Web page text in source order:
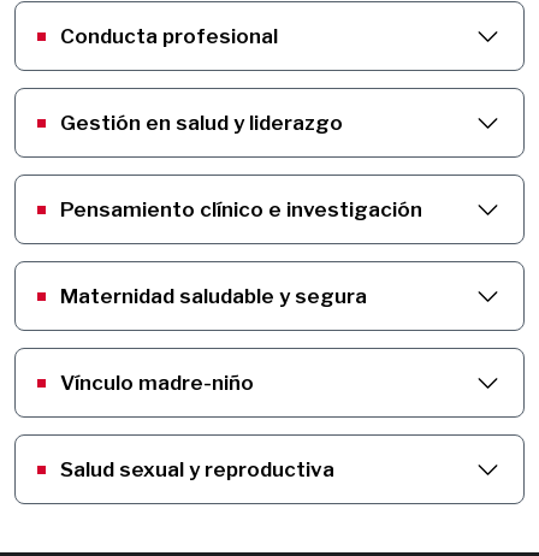
Conducta profesional
Gestión en salud y liderazgo
Pensamiento clínico e investigación
Maternidad saludable y segura
Vínculo madre-niño
Salud sexual y reproductiva